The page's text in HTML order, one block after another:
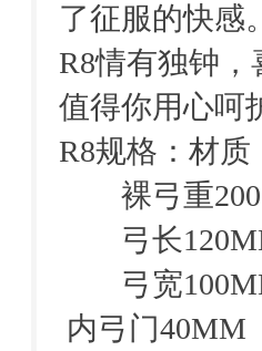
了征服的快感
R8情有独钟
值得你用心呵
R8规格：材质
裸弓重
弓长
弓宽
内弓门40MM